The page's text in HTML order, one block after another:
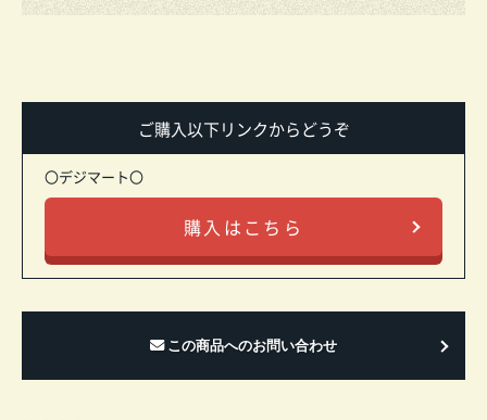
ご購入以下リンクからどうぞ
〇デジマート〇
購入はこちら